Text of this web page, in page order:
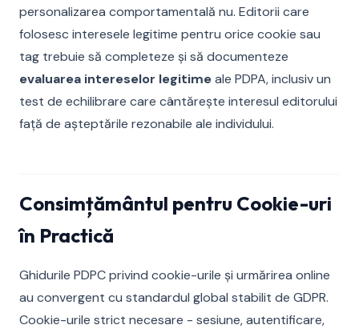
personalizarea comportamentală nu. Editorii care
folosesc interesele legitime pentru orice cookie sau
tag trebuie să completeze și să documenteze
evaluarea intereselor legitimeale PDPA, inclusiv un
test de echilibrare care cântărește interesul editorului
față de așteptările rezonabile ale individului.
Consimțământul pentru Cookie-uri
în Practică
Ghidurile PDPC privind cookie-urile și urmărirea online
au convergent cu standardul global stabilit de GDPR.
Cookie-urile strict necesare - sesiune, autentificare,